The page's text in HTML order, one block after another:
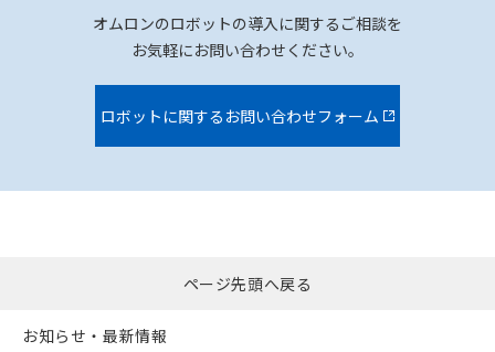
オムロンのロボットの導入に関するご相談を
お気軽にお問い合わせください。
ロボットに関するお問い合わせフォーム
ページ先頭へ戻る
お知らせ・最新情報